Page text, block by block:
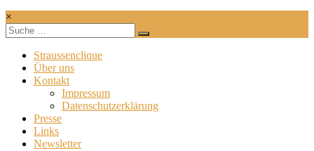
×
Straussenclique
Über uns
Kontakt
Impressum
Datenschutzerklärung
Presse
Links
Newsletter